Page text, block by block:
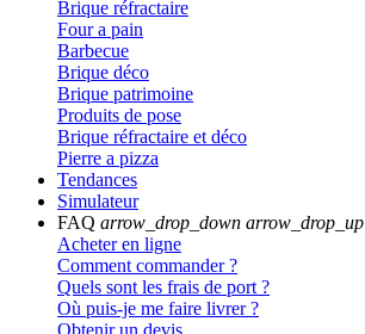
Brique réfractaire
Four a pain
Barbecue
Brique déco
Brique patrimoine
Produits de pose
Brique réfractaire et déco
Pierre a pizza
Tendances
Simulateur
FAQ arrow_drop_down arrow_drop_up
Acheter en ligne
Comment commander ?
Quels sont les frais de port ?
Où puis-je me faire livrer ?
Obtenir un devis